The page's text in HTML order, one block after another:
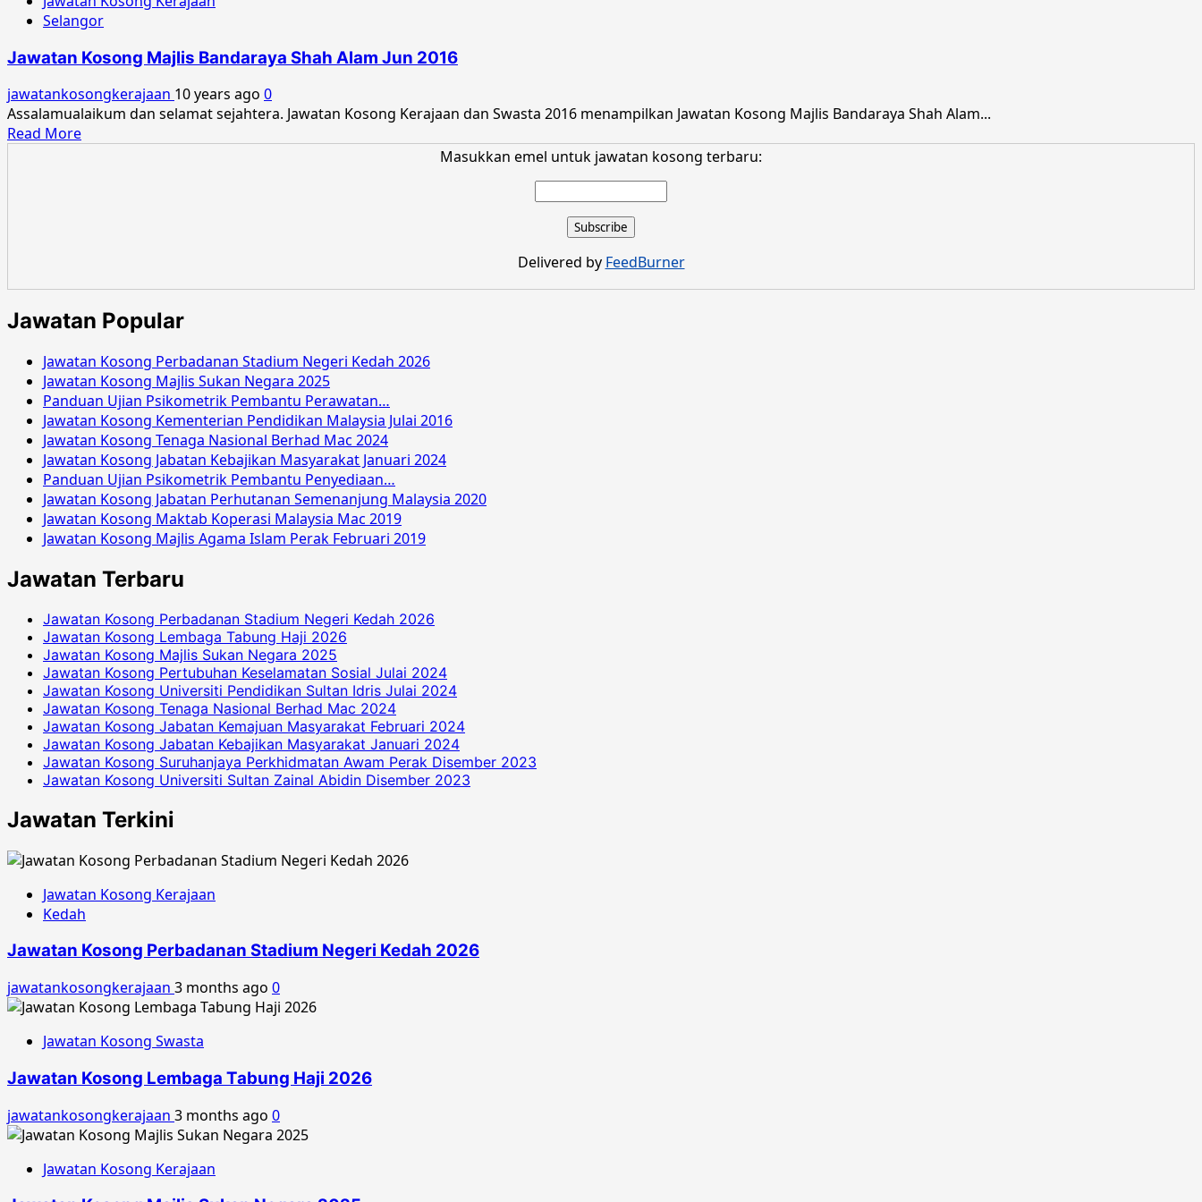
Selangor
Jawatan Kosong Majlis Bandaraya Shah Alam Jun 2016
jawatankosongkerajaan 10 years ago 0
Assalamualaikum dan selamat sejahtera. Jawatan Kosong Kerajaan dan Swasta 2016 menampilkan Jawatan Kosong Majlis Bandaraya Shah Alam...
Read MoreRead
Alam
2016
Masukkan emel untuk jawatan kosong terbaru:
Delivered by FeedBurner
Jawatan Popular
Jawatan Kosong Perbadanan Stadium Negeri Kedah 2026
Jawatan Kosong Majlis Sukan Negara 2025
Panduan Ujian Psikometrik Pembantu Perawatan…
Jawatan Kosong Kementerian Pendidikan Malaysia Julai 2016
Jawatan Kosong Tenaga Nasional Berhad Mac 2024
Jawatan Kosong Jabatan Kebajikan Masyarakat Januari 2024
Panduan Ujian Psikometrik Pembantu Penyediaan…
Jawatan Kosong Jabatan Perhutanan Semenanjung Malaysia 2020
Jawatan Kosong Maktab Koperasi Malaysia Mac 2019
Jawatan Kosong Majlis Agama Islam Perak Februari 2019
Jawatan Terbaru
Jawatan Kosong Perbadanan Stadium Negeri Kedah 2026
Jawatan Kosong Lembaga Tabung Haji 2026
Jawatan Kosong Majlis Sukan Negara 2025
Jawatan Kosong Pertubuhan Keselamatan Sosial Julai 2024
Jawatan Kosong Universiti Pendidikan Sultan Idris Julai 2024
Jawatan Kosong Tenaga Nasional Berhad Mac 2024
Jawatan Kosong Jabatan Kemajuan Masyarakat Februari 2024
Jawatan Kosong Jabatan Kebajikan Masyarakat Januari 2024
Jawatan Kosong Suruhanjaya Perkhidmatan Awam Perak Disember 2023
Jawatan Kosong Universiti Sultan Zainal Abidin Disember 2023
Jawatan Terkini
Jawatan Kosong Kerajaan
Kedah
Jawatan Kosong Perbadanan Stadium Negeri Kedah 2026
jawatankosongkerajaan 3 months ago 0
Jawatan Kosong Swasta
Jawatan Kosong Lembaga Tabung Haji 2026
jawatankosongkerajaan 3 months ago 0
Jawatan Kosong Kerajaan